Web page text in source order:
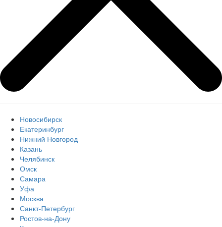
Новосибирск
Екатеринбург
Нижний Новгород
Казань
Челябинск
Омск
Самара
Уфа
Москва
Санкт-Петербург
Ростов-на-Дону